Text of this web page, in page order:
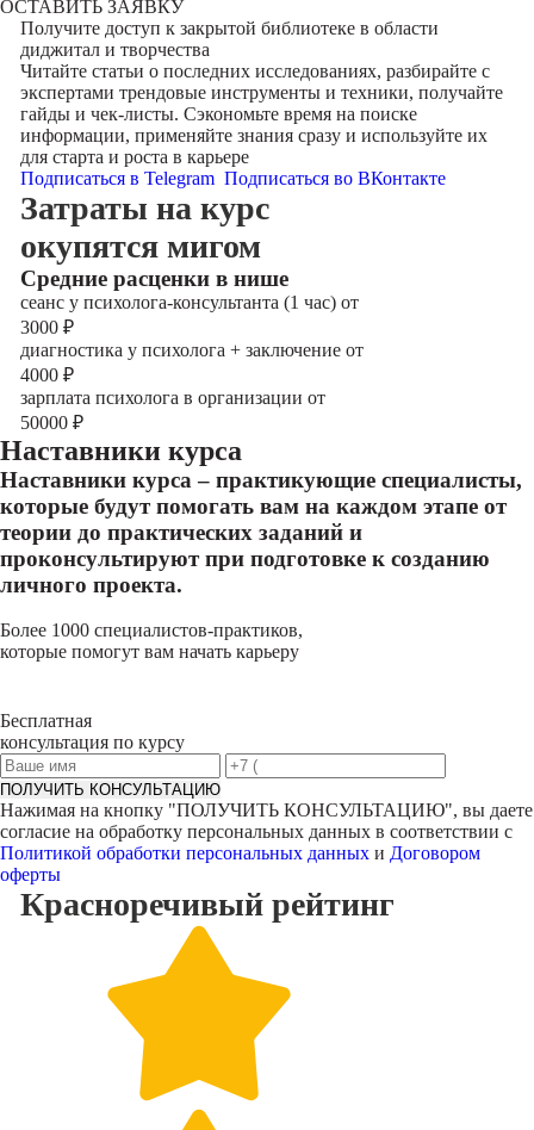
ОСТАВИТЬ ЗАЯВКУ
Получите доступ к закрытой библиотекев области
диджитал и творчества
Читайте статьи о последних исследованиях, разбирайте с
экспертами трендовые инструменты и техники, получайте
гайды и чек-листы. Сэкономьте время на поиске
информации, применяйте знания сразу и используйте их
для старта и роста в карьере
Подписаться в Telegram Подписаться во ВКонтакте
Затраты на курс
окупятся мигом
Cредние расценки в нише
сеанс у психолога-консультанта (1 час) от
3000 ₽
диагностика у психолога + заключение от
4000 ₽
зарплата психолога в организации от
50000 ₽
Наставники курса
Наставники курса – практикующие специалисты,
которые будут помогать вам на каждом этапе от
теории до практических заданий и
проконсультируют при подготовке к созданию
личного проекта.
Более 1000 специалистов-практиков,
которые помогут вам начать карьеру
Бесплатная
консультация по курсу
ПОЛУЧИТЬ КОНСУЛЬТАЦИЮ
Нажимая на кнопку "ПОЛУЧИТЬ КОНСУЛЬТАЦИЮ", вы даете
согласие на обработку персональных данных в соответствии с
Политикой обработки персональных данных и Договором
оферты
Красноречивый рейтинг